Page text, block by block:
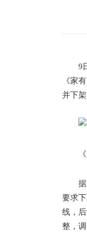
9
《家
并下架
要求
线，
整，